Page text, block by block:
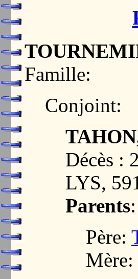
Famille:
Conjoint:
Décès :
LYS,
Parents:
Père:
Mère: